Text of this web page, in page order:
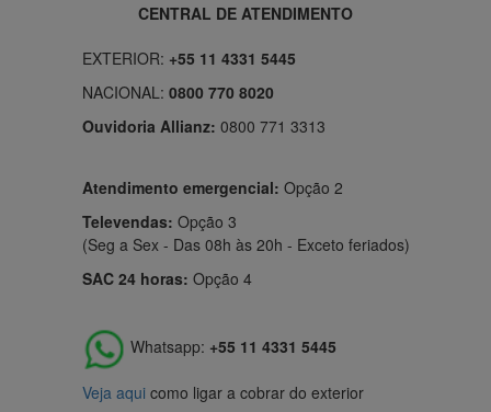
CENTRAL DE ATENDIMENTO
EXTERIOR: +55 11 4331 5445
NACIONAL: 0800 770 8020
Ouvidoria Allianz: 0800 771 3313
Atendimento emergencial: Opção 2
Televendas: Opção 3
(Seg a Sex - Das 08h às 20h - Exceto feriados)
SAC 24 horas: Opção 4
Whatsapp: +55 11 4331 5445
Veja aqui como ligar a cobrar do exterior